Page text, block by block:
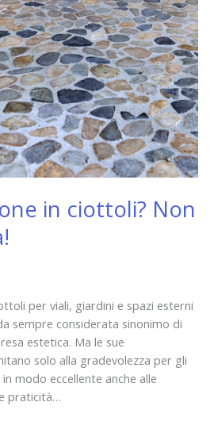
in ciottoli? Non
per viali, giardini e spazi esterni
sempre considerata sinonimo di
estetica. Ma le sue
solo alla gradevolezza per gli
modo eccellente anche alle
praticità…